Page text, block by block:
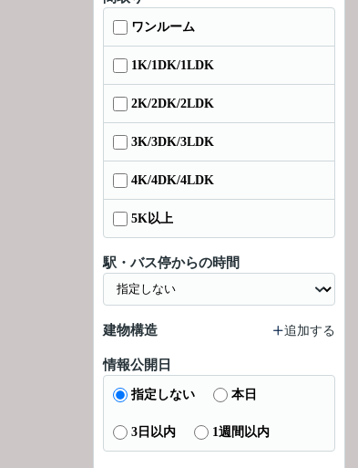
ワンルーム
1K/1DK/1LDK
2K/2DK/2LDK
3K/3DK/3LDK
4K/4DK/4LDK
5K以上
駅・バス停からの時間
建物構造 追加する
情報公開日
指定しない 本日
3日以内 1週間以内